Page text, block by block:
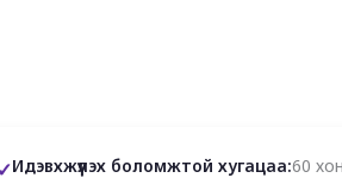
Идэвхжүүлэх боломжтой хугацаа:60